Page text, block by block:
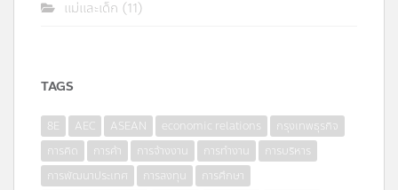
แม่และเด็ก (11)
TAGS
8E AEC ASEAN economic relations
กรุงเทพธุรกิจ
การคิด
การค้า การจ้างงาน การทำงาน
การบริหาร
การพัฒนาประเทศ
การลงทุน
การศึกษา